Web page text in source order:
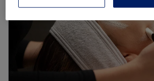
Samstag
Sonntag
Unterstreiche deine natürliche Schönheit
Studio Beauty by Kathy in Solingen